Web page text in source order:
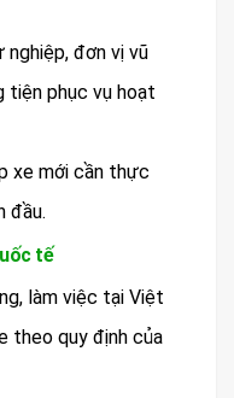
nghiệp, đơn vị vũ
tiện phục vụ hoạt
xe mới cần thực
đầu.
tế
làm việc tại Việt
theo quy định của